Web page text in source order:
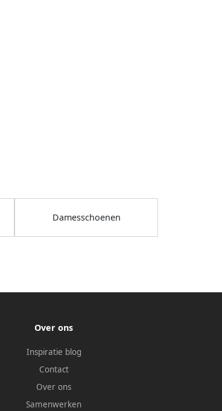
Damesschoenen
Over ons
Inspiratie blog
Contact
Over ons
Samenwerken